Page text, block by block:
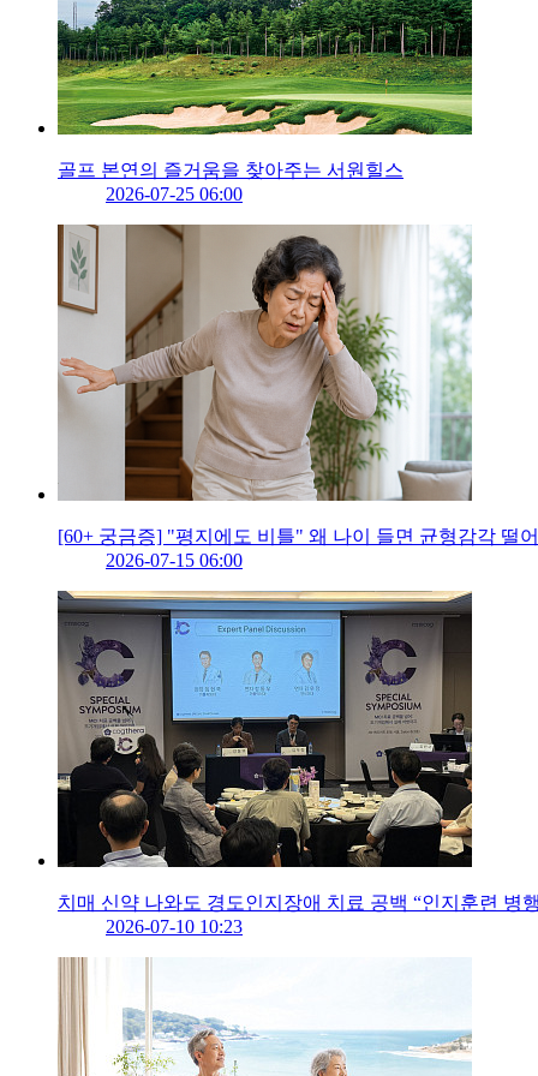
골프 본연의 즐거움을 찾아주는 서원힐스
2026-07-25 06:00
[60+ 궁금증] "평지에도 비틀" 왜 나이 들면 균형감각 떨
2026-07-15 06:00
치매 신약 나와도 경도인지장애 치료 공백 “인지훈련 병
2026-07-10 10:23